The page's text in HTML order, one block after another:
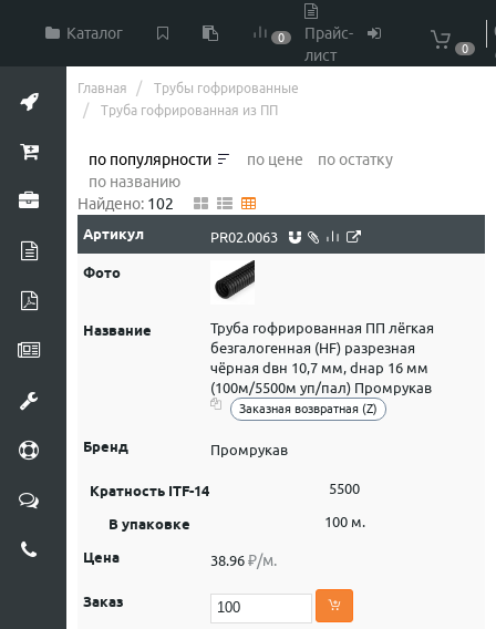
Каталог 0
Прайс-
лист
0
Главная
Трубы гофрированные
Труба гофрированная из ПП
по популярности по цене
по остатку
по названию
Найдено: 102
PR02.0063
Труба гофрированная ПП лёгкая
безгалогенная (HF) разрезная
чёрная dвн 10,7 мм, dнар 16 мм
(100м/5500м уп/пал) Промрукав
Заказная возвратная (Z)
Промрукав
5500
100 м.
38.96 ₽/м.